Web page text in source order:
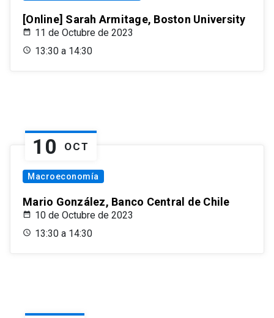
[Online] Sarah Armitage, Boston University
11 de Octubre de 2023
13:30 a 14:30
10 OCT
Macroeconomía
Mario González, Banco Central de Chile
10 de Octubre de 2023
13:30 a 14:30